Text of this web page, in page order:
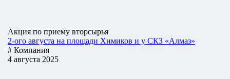
Акция по приему вторсырья
2-ого августа на площади Химиков и у СКЗ «Алмаз»
# Компания
4 августа 2025